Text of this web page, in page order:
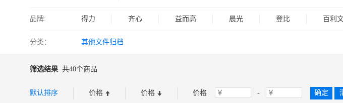
品牌: 得力 齐心 益而高 晨光 登比 百利
分类： 其他文件归档
筛选结果 共40个商品
默认排序 价格 价格 价格 - 确定